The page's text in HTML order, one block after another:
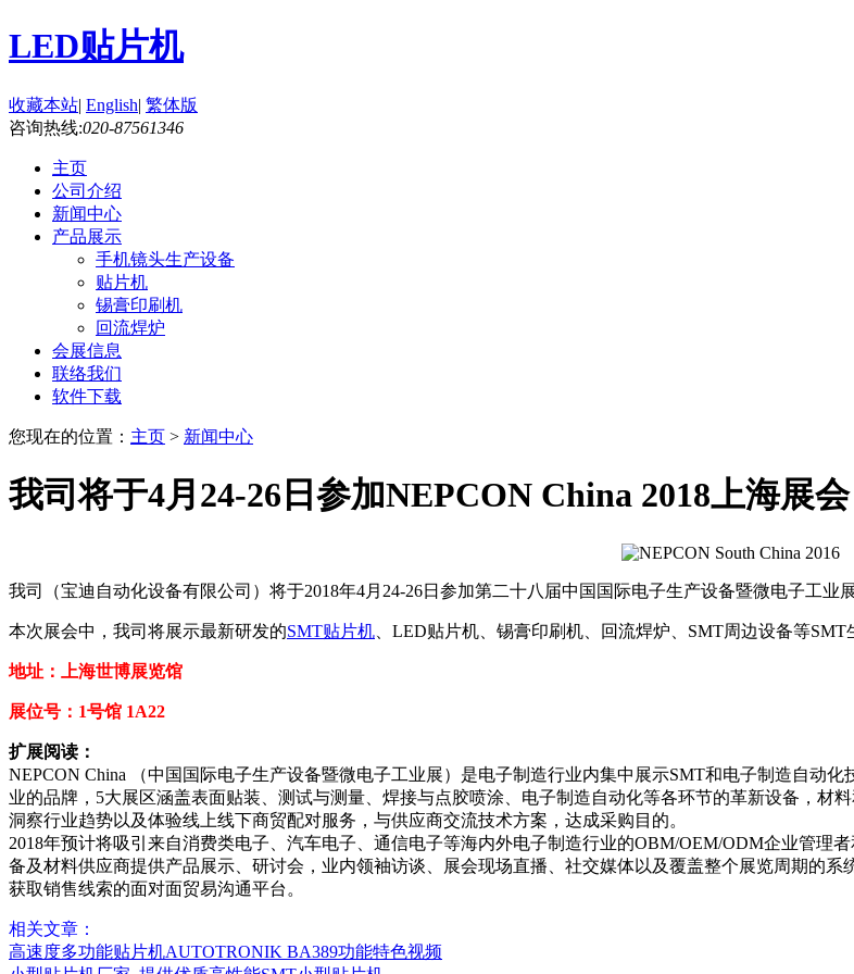
LED贴片机
收藏本站| English| 繁体版
咨询热线:020-87561346
主页
公司介绍
新闻中心
产品展示
手机镜头生产设备
贴片机
锡膏印刷机
回流焊炉
会展信息
联络我们
软件下载
您现在的位置： 主页 > 新闻中心
我司将于4月24-26日参加NEPCON China 2018上海展会
我司（宝迪自动化设备有限公司）将于2018年4月24-26日参加第二十八届中国国际电子生产设备暨微电子工业展
本次展会中，我司将展示最新研发的SMT贴片机 、LED贴片机、锡膏印刷机、回流焊炉、SMT周边设备等
地址：上海世博展览馆
展位号：1号馆 1A22
扩展阅读：
NEPCON China （中国国际电子生产设备暨微电子工业展）是电子制造行业内集中展示SMT和电子制造自动
业的品牌，5大展区涵盖表面贴装、测试与测量、焊接与点胶喷涂、电子制造自动化等各环节的革新设备，材
洞察行业趋势以及体验线上线下商贸配对服务，与供应商交流技术方案，达成采购目的。
2018年预计将吸引来自消费类电子、汽车电子、通信电子等海内外电子制造行业的OBM/OEM/ODM企业管理
备及材料供应商提供产品展示、研讨会，业内领袖访谈、展会现场直播、社交媒体以及覆盖整个展览周期的
获取销售线索的面对面贸易沟通平台。
相关文章：
高速度多功能贴片机AUTOTRONIK BA389功能特色视频